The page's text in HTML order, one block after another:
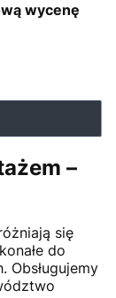
wycenę
–
się
do
Obsługujemy